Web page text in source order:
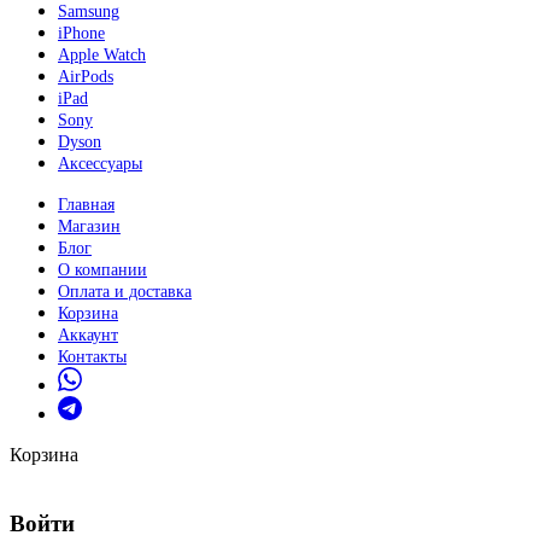
Samsung
iPhone
Apple Watch
AirPods
iPad
Sony
Dyson
Аксессуары
Главная
Магазин
Блог
О компании
Оплата и доставка
Корзина
Аккаунт
Контакты
Корзина
Войти